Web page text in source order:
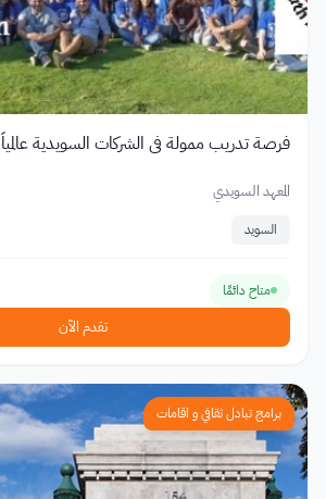
فرصة تدريب ممولة في الشركات السويدية عالمياً 2026
المعهد السويدي
السويد
متاح دائمًا
تقدم الآن
برامج تبادل ثقافي و اقامات